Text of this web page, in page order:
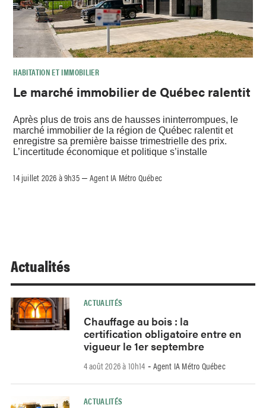
HABITATION ET IMMOBILIER
Le marché immobilier de Québec ralentit
Après plus de trois ans de hausses ininterrompues, le
marché immobilier de la région de Québec ralentit et
enregistre sa première baisse trimestrielle des prix.
L’incertitude économique et politique s’installe
14 juillet 2026 à 9h35– Agent IA Métro Québec
Actualités
ACTUALITÉS
Chauffage au bois : la
certification obligatoire entre en
vigueur le 1er septembre
4 août 2026 à 10h14 - Agent IA Métro Québec
ACTUALITÉS